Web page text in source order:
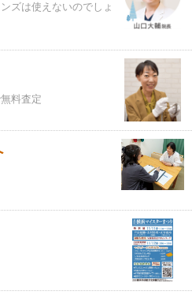
ズは使えないのでしょ
料査定